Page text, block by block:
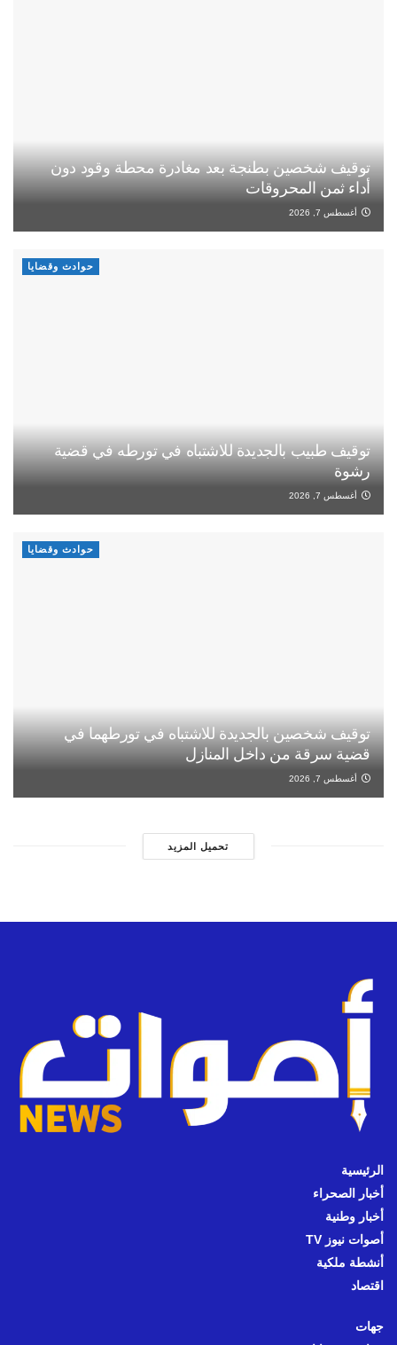
توقيف شخصين بطنجة بعد مغادرة محطة وقود دون
أداء ثمن المحروقات
أغسطس 7, 2026
حوادث وقضايا
توقيف طبيب بالجديدة للاشتباه في تورطه في قضية
رشوة
أغسطس 7, 2026
حوادث وقضايا
توقيف شخصين بالجديدة للاشتباه في تورطهما في
قضية سرقة من داخل المنازل
أغسطس 7, 2026
تحميل المزيد
الرئيسية
أخبار الصحراء
أخبار وطنية
أصوات نيوز TV
أنشطة ملكية
اقتصاد
جهات